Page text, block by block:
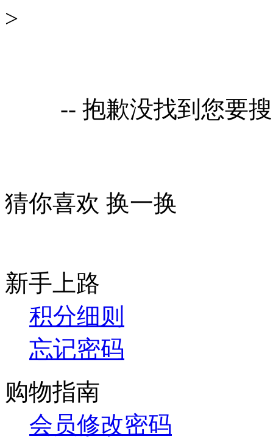
>
-- 抱歉没找到您要
猜你喜欢 换一换
新手上路
积分细则
忘记密码
购物指南
会员修改密码